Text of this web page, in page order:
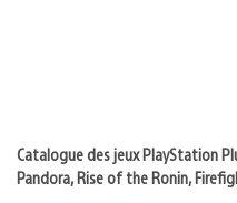
Catalogue des jeux PlayStation
Pandora, Rise of the Ronin,